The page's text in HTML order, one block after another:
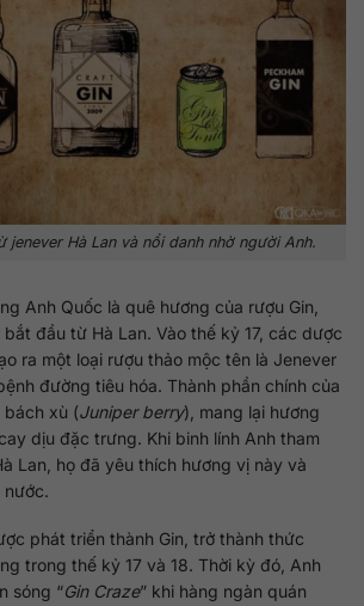
jenever Hà Lan và nổi danh nhờ người Anh.
Anh Quốc là quê hương của rượu Gin,
đầu từ Hà Lan. Vào thế kỷ 17, các dược
ra một loại rượu thảo mộc tên là Jenever
đường tiêu hóa. Thành phần chính của
bách xù (Juniper berry), mang lại hương
dịu đặc trưng. Khi binh lính Anh tham
Lan, họ đã yêu thích hương vị này và
nước.
phát triển thành Gin, trở thành thức
trong thế kỷ 17 và 18. Thời kỳ đó, Anh
sóng “Gin Craze” khi hàng ngàn quán